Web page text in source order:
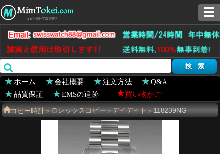
ホーム 会社概要 注文方法
Q&A
品質保証
EMSの追跡 買い物かご
コピー時計 > ロレックスコピー > デイデイト > 118239NG